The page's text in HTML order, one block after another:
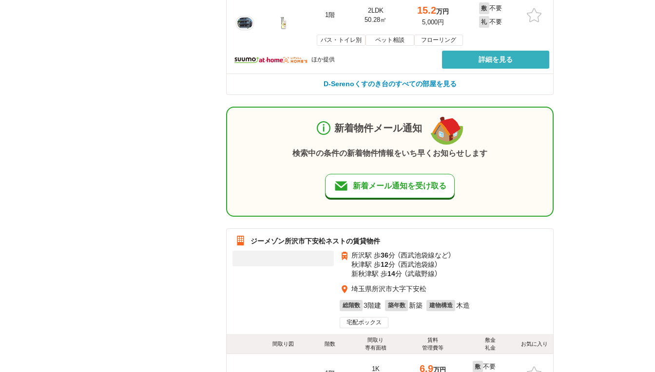
1階
2LDK
50.28㎡
15.2万円
5,000円
敷 不要
礼 不要
バス・トイレ別 ペット相談 フローリング
ほか提供 詳細を見る
D-Serenoくすのき台のすべての部屋を見る
新着物件メール通知
検索中の条件の新着物件情報をいち早くお知らせします
新着メール通知を受け取る
ジーメゾン所沢市下安松ネストの賃貸物件
所沢駅 歩36分 （西武池袋線など）
秋津駅 歩12分 （西武池袋線）
新秋津駅 歩14分 （武蔵野線）
埼玉県所沢市大字下安松
総階数 3階建 築年数 新築 建物構造 木造
宅配ボックス
間取り図 階数
間取り
専有面積
賃料
管理費等
敷金
礼金
お気に入り
1K 6.9万円 敷 不要